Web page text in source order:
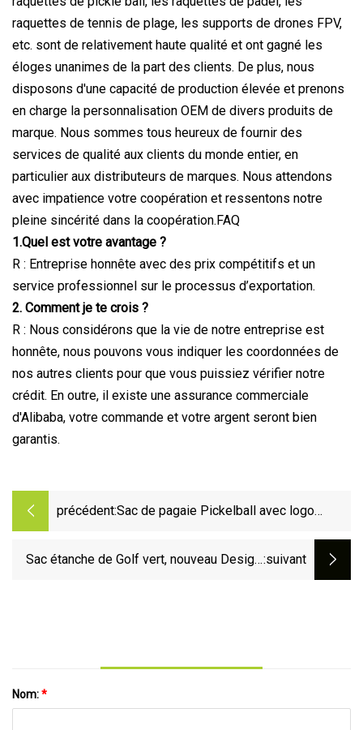
raquettes de tennis de plage, les supports de drones FPV,
etc. sont de relativement haute qualité et ont gagné les
éloges unanimes de la part des clients. De plus, nous
disposons d'une capacité de production élevée et prenons
en charge la personnalisation OEM de divers produits de
marque. Nous sommes tous heureux de fournir des
services de qualité aux clients du monde entier, en
particulier aux distributeurs de marques. Nous attendons
avec impatience votre coopération et ressentons notre
pleine sincérité dans la coopération.FAQ
1.Quel est votre avantage ?
R : Entreprise honnête avec des prix compétitifs et un
service professionnel sur le processus d’exportation.
2. Comment je te crois ?
R : Nous considérons que la vie de notre entreprise est
honnête, nous pouvons vous indiquer les coordonnées de
nos autres clients pour que vous puissiez vérifier notre
crédit. En outre, il existe une assurance commerciale
d'Alibaba, votre commande et votre argent seront bien
garantis.
précédent:Sac de pagaie Pickelball avec logo
Sac étanche de Golf vert, nouveau Design,:suivant
Nom:*